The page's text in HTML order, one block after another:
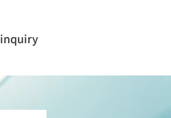
inquiry